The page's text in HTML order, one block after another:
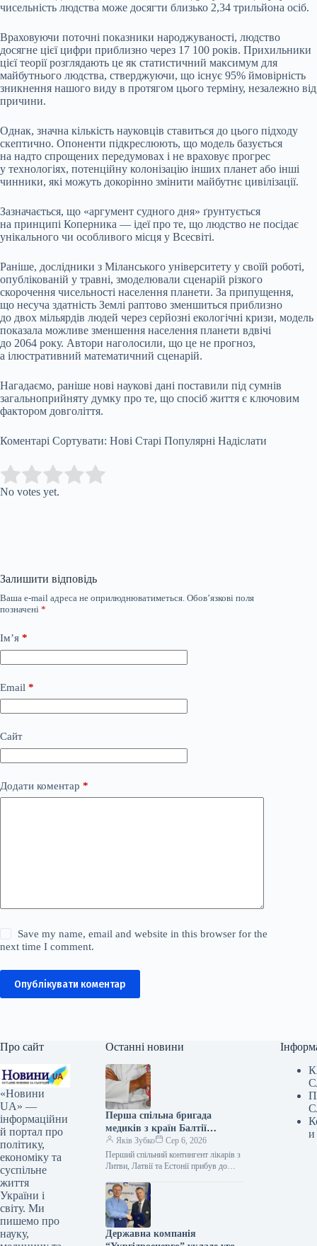
чисельність людства може досягти близько 2,34 трильйона осіб.
Враховуючи поточні показники народжуваності, людство
досягне цієї цифри приблизно через 17 100 років. Прихильники
цієї теорії розглядають це як статистичний максимум для
майбутнього людства, стверджуючи, що існує 95% ймовірність
зникнення нашого виду в протягом цього терміну, незалежно від
причини.
Однак, значна кількість науковців ставиться до цього підходу
скептично. Опоненти підкреслюють, що модель базується
на надто спрощених передумовах і не враховує прогрес
у технологіях, потенційну колонізацію інших планет або інші
чинники, які можуть докорінно змінити майбутнє цивілізації.
Зазначається, що «аргумент судного дня» ґрунтується
на принципі Коперника — ідеї про те, що людство не посідає
унікального чи особливого місця у Всесвіті.
Раніше, дослідники з Міланського університету у своїй роботі,
опублікованій у травні, змоделювали сценарій різкого
скорочення чисельності населення планети. За припущення,
що несуча здатність Землі раптово зменшиться приблизно
до двох мільярдів людей через серйозні екологічні кризи, модель
показала можливе зменшення населення планети вдвічі
до 2064 року. Автори наголосили, що це не прогноз,
а ілюстративний математичний сценарій.
Нагадаємо, раніше нові наукові дані поставили під сумнів
загальноприйняту думку про те, що спосіб життя є ключовим
фактором довголіття.
Коментарі Сортувати: Нові Старі Популярні Надіслати
Rate this item:
No votes yet.
Залишити відповідь
Ваша e-mail адреса не оприлюднюватиметься. Обов’язкові поля
позначені *
Ім’я *
Email *
Сайт
Додати коментар *
Save my name, email and website in this browser for the
next time I comment.
Опублікувати коментар
Про сайт
«Новини
UA» —
інформаційни
й портал про
політику,
економіку та
суспільне
життя
України і
світу. Ми
пишемо про
науку,
Останні новини
Перша спільна бригада
медиків з країн Балтії
прибула в Україну для
стажування.
Яків Зубко
Сер 6, 2026
Перший спільний контингент лікарів з
Литви, Латвії та Естонії прибув до
вдосконалення у медичних установах.
Цю інформацію…
Державна компанія
и